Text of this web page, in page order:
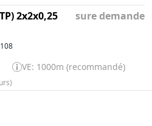
2x2x0,25 sure demande
VE: 1000m (recommandé)